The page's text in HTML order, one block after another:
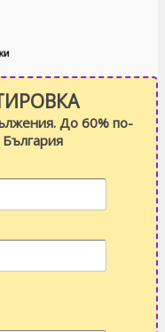
До 60% по-